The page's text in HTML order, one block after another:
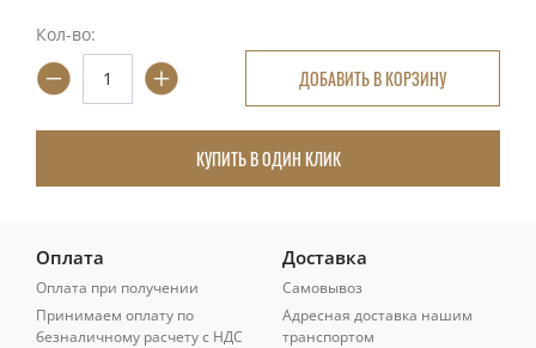
Кол-во:
ДОБАВИТЬ В КОРЗИНУ
КУПИТЬ В ОДИН КЛИК
Оплата
Оплата при получении
Принимаем оплату по
безналичному расчету с НДС
Доставка
Самовывоз
Адресная доставка нашим
транспортом